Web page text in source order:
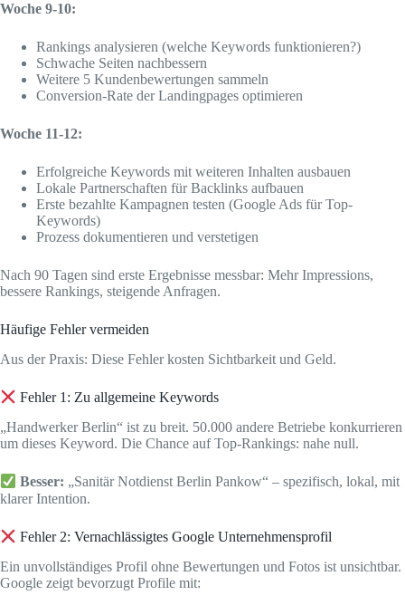
Woche 9-10:
Rankings analysieren (welche Keywords funktionieren?)
Schwache Seiten nachbessern
Weitere 5 Kundenbewertungen sammeln
Conversion-Rate der Landingpages optimieren
Woche 11-12:
Erfolgreiche Keywords mit weiteren Inhalten ausbauen
Lokale Partnerschaften für Backlinks aufbauen
Erste bezahlte Kampagnen testen (Google Ads für Top-
Keywords)
Prozess dokumentieren und verstetigen
Nach 90 Tagen sind erste Ergebnisse messbar: Mehr Impressions,
bessere Rankings, steigende Anfragen.
Häufige Fehler vermeiden
Aus der Praxis: Diese Fehler kosten Sichtbarkeit und Geld.
Fehler 1: Zu allgemeine Keywords
„Handwerker Berlin“ ist zu breit. 50.000 andere Betriebe konkurrieren
um dieses Keyword. Die Chance auf Top-Rankings: nahe null.
Besser: „Sanitär Notdienst Berlin Pankow“ – spezifisch, lokal, mit
klarer Intention.
Fehler 2: Vernachlässigtes Google Unternehmensprofil
Ein unvollständiges Profil ohne Bewertungen und Fotos ist unsichtbar.
Google zeigt bevorzugt Profile mit: